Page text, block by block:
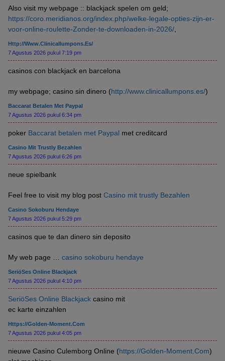
Also visit my webpage :: blackjack spelen om geld;
https://coro.meridianos.org/index.php/welke-legale-opties-zijn-er-
voor-online-roulette-Zonder-te-downloaden-in-2026/
Http://www.clinicallumpons.es/
7 Agustus 2026 pukul 7:19 pm
casinos con blackjack en barcelona
my webpage; casino sin dinero (http://www.clinicallumpons.es/)
Baccarat Betalen Met Paypal
7 Agustus 2026 pukul 6:34 pm
poker Baccarat betalen met Paypal met creditcard
Casino Mit Trustly Bezahlen
7 Agustus 2026 pukul 6:26 pm
neue spielbank
Feel free to visit my blog post Casino mit trustly Bezahlen
Casino Sokoburu Hendaye
7 Agustus 2026 pukul 5:29 pm
casinos que te dan dinero sin deposito
My web page … casino sokoburu hendaye
SeriöSes Online Blackjack
7 Agustus 2026 pukul 4:10 pm
SeriöSes Online Blackjack casino mit
ec karte einzahlen
Https://Golden-Moment.Com
7 Agustus 2026 pukul 4:05 pm
nieuwe Casino Culemborg Online (https://Golden-Moment.Com)